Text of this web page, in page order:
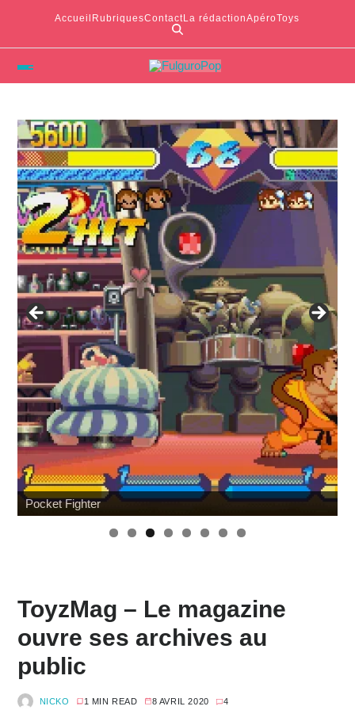
Accueil RubriquesContactLa rédactionApéroToys
Pocket Fighter
ToyzMag – Le magazine
ouvre ses archives au
public
NICKO 1 MIN READ 8 AVRIL 2020 4